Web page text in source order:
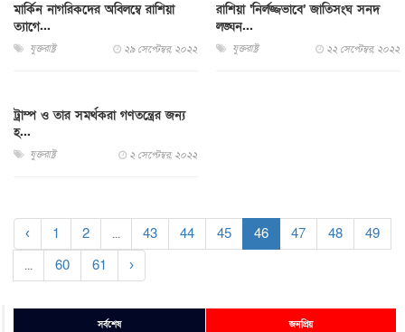
মার্কিন নাগরিকদের অবিলম্বে রাশিয়া
ত্যাগে...
যুক্তরাষ্ট্র ২৯ সেপ্টেম্বর, ২০২২
রাশিয়া ‘নির্লজ্জভাবে’ জাতিসংঘ সনদ
লঙ্ঘন...
যুক্তরাষ্ট্র ২২ সেপ্টেম্বর, ২০২২
ট্রাম্প ও তার সমর্থকরা গণতন্ত্রের জন্য
হ...
যুক্তরাষ্ট্র ২ সেপ্টেম্বর, ২০২২
‹ 1 2 ... 43 44 45 46 47 48
49
...
60 61 ›
সর্বশেষ জনপ্রিয়